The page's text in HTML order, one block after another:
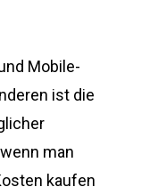
Mobile-
ist die
man
kaufen